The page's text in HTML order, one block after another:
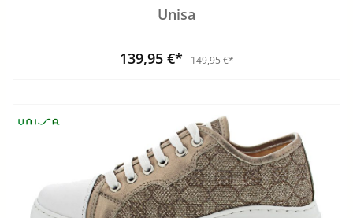
Unisa
139,95 €* 149,95 €*